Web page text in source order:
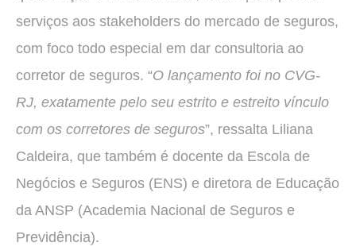
serviços aos stakeholders do mercado de seguros,
com foco todo especial em dar consultoria ao
corretor de seguros. “O lançamento foi no CVG-
RJ, exatamente pelo seu estrito e estreito vínculo
com os corretores de seguros”, ressalta Liliana
Caldeira, que também é docente da Escola de
Negócios e Seguros (ENS) e diretora de Educação
da ANSP (Academia Nacional de Seguros e
Previdência).